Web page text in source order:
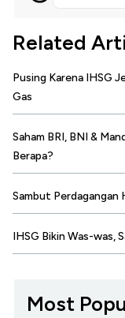
Related
Pusing Karena IHSG
Gas
Saham BRI, BNI &
Berapa?
Sambut Perdagangan
IHSG Bikin Was-was,
Most